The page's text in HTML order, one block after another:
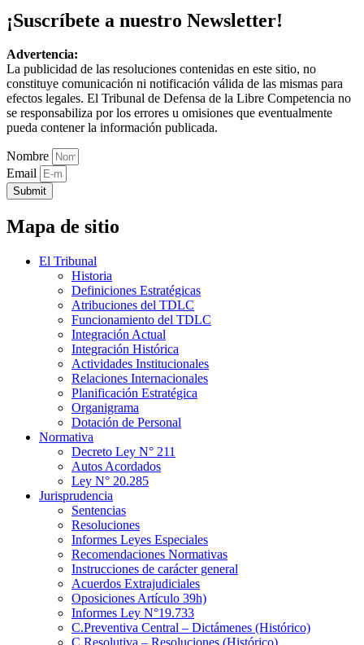
¡Suscríbete a nuestro Newsletter!
Advertencia:
La publicidad de las resoluciones contenidas en este sitio, no
constituye comunicación ni notificación válida de las mismas para
efectos legales. El Tribunal de Defensa de la Libre Competencia no
se responsabiliza por los errores u omisiones que eventualmente
pueda contener la información publicada.
Nombre
Email
Submit
Mapa de sitio
El Tribunal
Historia
Definiciones Estratégicas
Atribuciones del TDLC
Funcionamiento del TDLC
Integración Actual
Integración Histórica
Actividades Institucionales
Relaciones Internacionales
Planificación Estratégica
Organigrama
Dotación de Personal
Normativa
Decreto Ley N° 211
Autos Acordados
Ley N° 20.285
Jurisprudencia
Sentencias
Resoluciones
Informes Leyes Especiales
Recomendaciones Normativas
Instrucciones de carácter general
Acuerdos Extrajudiciales
Oposiciones Artículo 39h)
Informes Ley N°19.733
C.Preventiva Central – Dictámenes (Histórico)